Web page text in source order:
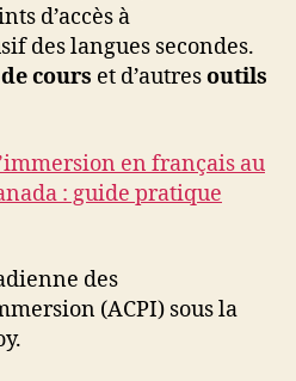
d’accès à
des langues secondes.
cours et d’autresoutils
en français au
: guide pratique
des
(ACPI) sous la